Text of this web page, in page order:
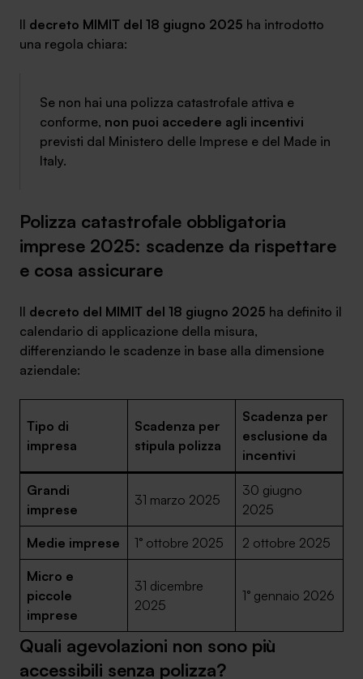
Il decreto MIMIT del 18 giugno 2025 ha introdotto
una regola chiara:
Se non hai una polizza catastrofale attiva e
conforme, non puoi accedere agli incentivi
previsti dal Ministero delle Imprese e del Made in
Italy.
Polizza catastrofale obbligatoria
imprese 2025: scadenze da rispettare
e cosa assicurare
Il decreto del MIMIT del 18 giugno 2025 ha definito il
calendario di applicazione della misura,
differenziando le scadenze in base alla dimensione
aziendale:
Tipo di
impresa
Scadenza per
stipula polizza
Scadenza per
esclusione da
incentivi
Grandi
imprese
31 marzo 2025
30 giugno
2025
Medie imprese 1° ottobre 2025 2 ottobre 2025
Micro e
piccole
imprese
31 dicembre
2025
1° gennaio 2026
Quali agevolazioni non sono più
accessibili senza polizza?